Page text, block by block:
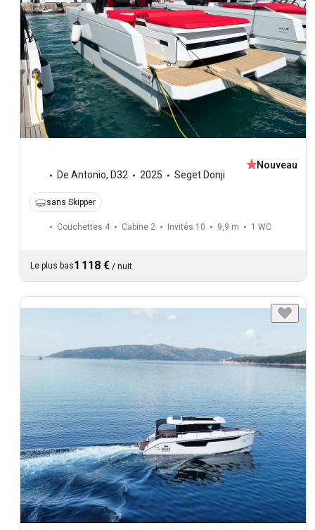
De Antonio, D32 2025 Seget Donji
Nouveau
sans Skipper
Couchettes 4 Cabine 2 Invités 10 9,9 m 1 WC
Le plus bas1 118 € / nuit